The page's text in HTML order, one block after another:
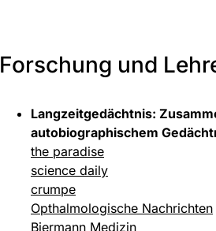
Forschung und
Langzeitgedächtnis:
autobiographischem
the paradise
science daily
crumpe
Opthalmologische Nachrichten
Biermann Medizin